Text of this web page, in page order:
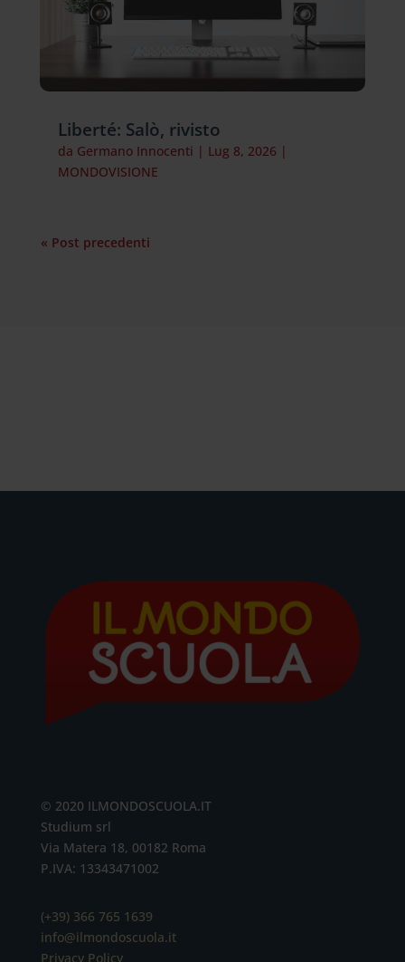
Liberté: Salò, rivisto
da Germano Innocenti | Lug 8, 2026 |
MONDOVISIONE
« Post precedenti
© 2020 ILMONDOSCUOLA.IT
Studium srl
Via Matera 18, 00182 Roma
P.IVA: 13343471002
(+39) 366 765 1639
info@ilmondoscuola.it
Privacy Policy